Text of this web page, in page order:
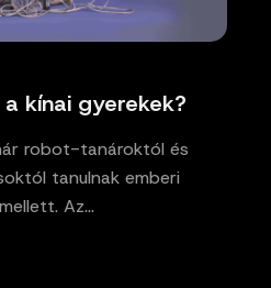
kínai gyerekek?
robot-tanároktól és
tanulnak emberi
Az…